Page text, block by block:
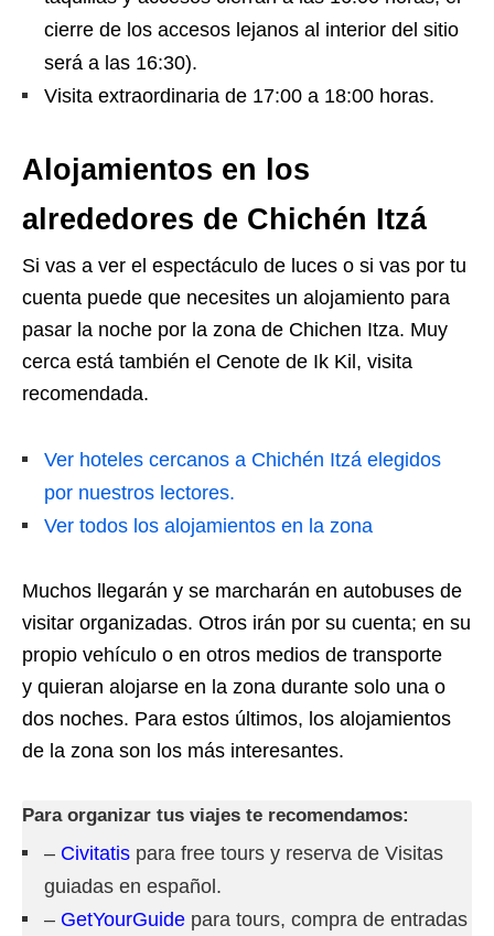
cierre de los accesos lejanos al interior del sitio
será a las 16:30).
Visita extraordinaria de 17:00 a 18:00 horas.
Alojamientos en los
alrededores de Chichén Itzá
Si vas a ver el espectáculo de luces o si vas por tu
cuenta puede que necesites un alojamiento para
pasar la noche por la zona de Chichen Itza. Muy
cerca está también el Cenote de Ik Kil, visita
recomendada.
Ver hoteles cercanos a Chichén Itzá elegidos
por nuestros lectores.
Ver todos los alojamientos en la zona
Muchos llegarán y se marcharán en autobuses de
visitar organizadas. Otros irán por su cuenta; en su
propio vehículo o en otros medios de transporte
y quieran alojarse en la zona durante solo una o
dos noches. Para estos últimos, los alojamientos
de la zona son los más interesantes.
Para organizar tus viajes te recomendamos:
– Civitatis para free tours y reserva de Visitas
guiadas en español.
– GetYourGuide para tours, compra de entradas